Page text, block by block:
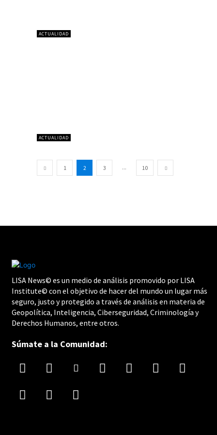
ACTUALIDAD
ACTUALIDAD
1 2 3 ... 10
LISA News© es un medio de análisis promovido por LISA
Institute© con el objetivo de hacer del mundo un lugar más
seguro, justo y protegido a través de análisis en materia de
Geopolítica, Inteligencia, Ciberseguridad, Criminología y
Derechos Humanos, entre otros.
Súmate a la Comunidad: